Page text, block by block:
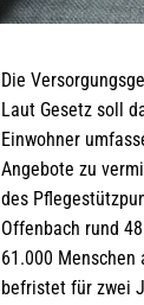
Die
Laut Gesetz soll
Einwohner
Angebote zu
des
Offenbach rund
61.000 Menschen
befristet für zwei